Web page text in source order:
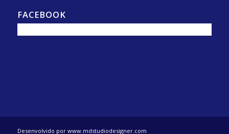
FACEBOOK
Desenvolvido por www.mdstudiodesigner.com